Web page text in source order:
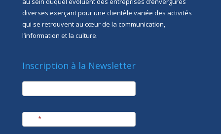
diverses exerçant pour une clientèle variée des activités
qui se retrouvent au cœur de la communication,
l’information et la culture.
Inscription à la Newsletter
newsletter
*